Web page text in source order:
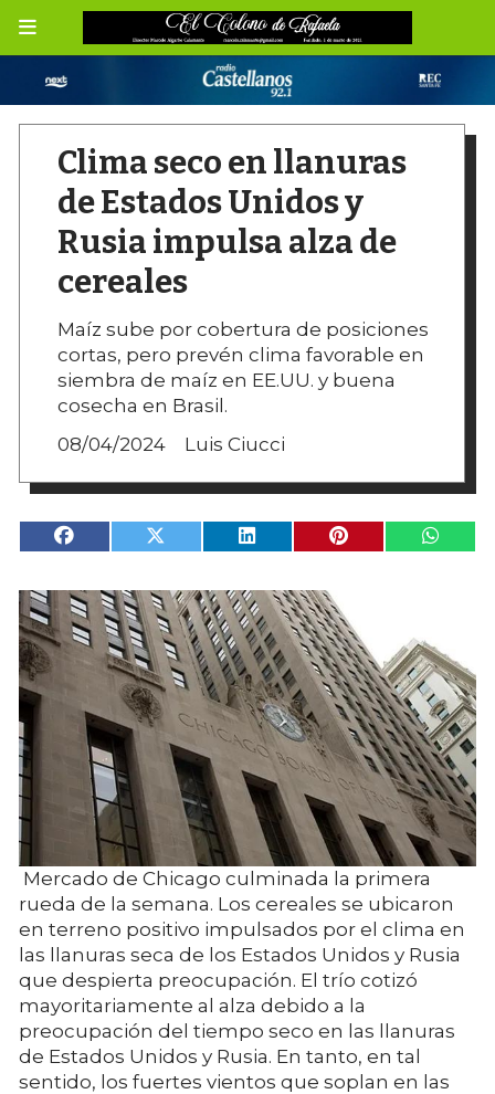
Clima seco en llanuras
de Estados Unidos y
Rusia impulsa alza de
cereales
Maíz sube por cobertura de posiciones
cortas, pero prevén clima favorable en
siembra de maíz en EE.UU. y buena
cosecha en Brasil.
08/04/2024
Luis Ciucci
Mercado de Chicago culminada la primera
rueda de la semana. Los cereales se ubicaron
en terreno positivo impulsados por el clima en
las llanuras seca de los Estados Unidos y Rusia
que despierta preocupación. El trío cotizó
mayoritariamente al alza debido a la
preocupación del tiempo seco en las llanuras
de Estados Unidos y Rusia. En tanto, en tal
sentido, los fuertes vientos que soplan en las